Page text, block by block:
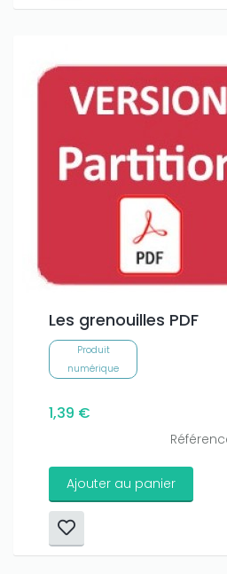
Les grenouilles PDF
Produit
numérique
1,39 €
Ajouter au panier